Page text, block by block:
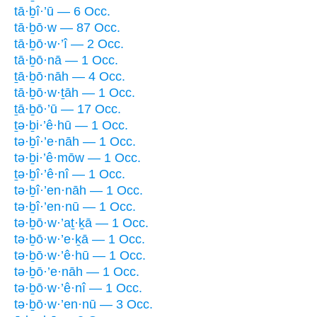
tā·ḇî·’ū — 6 Occ.
tā·ḇō·w — 87 Occ.
tā·ḇō·w·’î — 2 Occ.
tā·ḇō·nā — 1 Occ.
ṯā·ḇō·nāh — 4 Occ.
tā·ḇō·w·ṯāh — 1 Occ.
ṯā·ḇō·’ū — 17 Occ.
ṯə·ḇi·’ê·hū — 1 Occ.
tə·ḇî·’e·nāh — 1 Occ.
tə·ḇi·’ê·mōw — 1 Occ.
ṯə·ḇî·’ê·nî — 1 Occ.
tə·ḇî·’en·nāh — 1 Occ.
tə·ḇî·’en·nū — 1 Occ.
tə·ḇō·w·’aṯ·ḵā — 1 Occ.
tə·ḇō·w·’e·ḵā — 1 Occ.
tə·ḇō·w·’ê·hū — 1 Occ.
tə·ḇō·’e·nāh — 1 Occ.
tə·ḇō·w·’ê·nî — 1 Occ.
tə·ḇō·w·’en·nū — 3 Occ.